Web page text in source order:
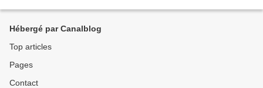
Hébergé par Canalblog
Top articles
Pages
Contact